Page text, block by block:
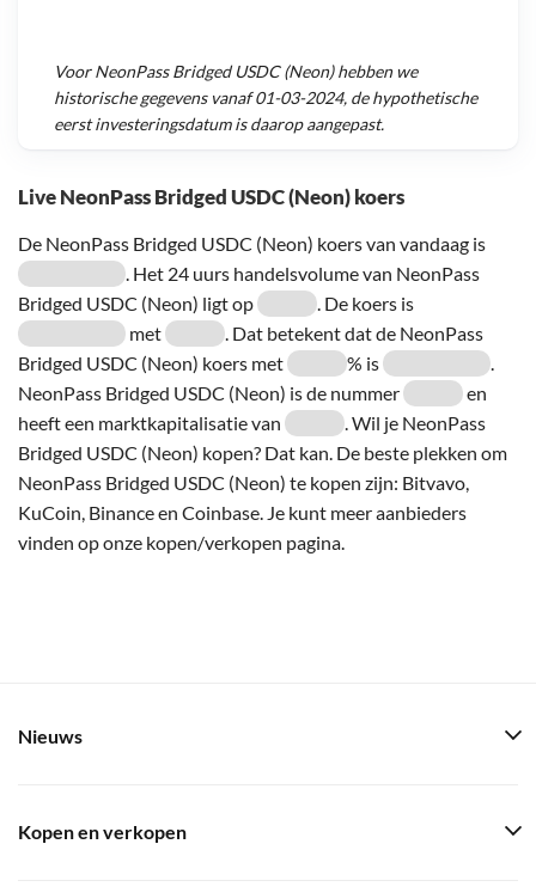
Live NeonPass Bridged USDC (Neon) koers
De NeonPass Bridged USDC (Neon) koers van vandaag is
. Het 24 uurs handelsvolume van NeonPass
Bridged USDC (Neon) ligt op
. De koers is
met
. Dat betekent dat de NeonPass
Bridged USDC (Neon) koers met
% is
.
NeonPass Bridged USDC (Neon) is de nummer
en
heeft een marktkapitalisatie van
. Wil je NeonPass
Bridged USDC (Neon) kopen? Dat kan. De beste plekken om
NeonPass Bridged USDC (Neon) te kopen zijn: Bitvavo,
KuCoin, Binance en Coinbase. Je kunt meer aanbieders
vinden op onze kopen/verkopen pagina.
VoorNeonPass Bridged USDC (Neon)hebben we
historische gegevens vanaf01-03-2024, de hypothetische
eerst investeringsdatum is daarop aangepast.
Nieuws
Kopen en verkopen